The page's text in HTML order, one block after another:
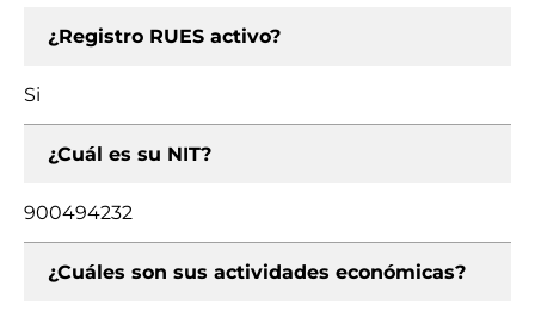
¿Registro RUES activo?
Si
¿Cuál es su NIT?
900494232
¿Cuáles son sus actividades económicas?